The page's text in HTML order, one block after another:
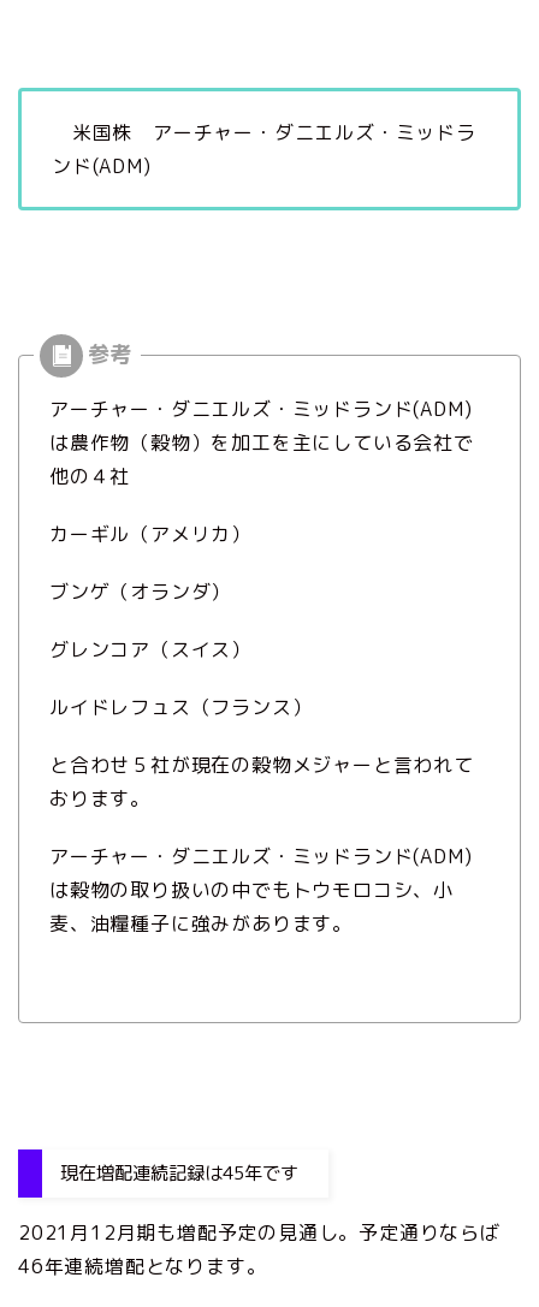
米国株 アーチャー・ダニエルズ・ミッドラ
ンド(ADM)
アーチャー・ダニエルズ・ミッドランド(ADM)
は農作物（穀物）を加工を主にしている会社で
他の４社
カーギル（アメリカ）
ブンゲ（オランダ）
グレンコア（スイス）
ルイドレフュス（フランス）
と合わせ５社が現在の穀物メジャーと言われて
おります。
アーチャー・ダニエルズ・ミッドランド(ADM)
は穀物の取り扱いの中でもトウモロコシ、小
麦、油糧種子に強みがあります。
現在増配連続記録は45年です
2021月12月期も増配予定の見通し。予定通りならば
46年連続増配となります。